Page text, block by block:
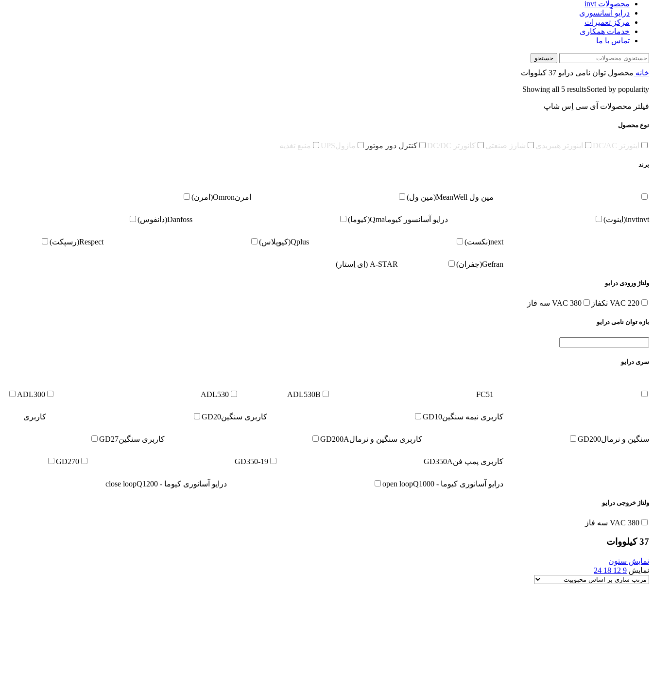
محصولات invt
درایو آسانسوری
مرکز تعمیرات
خدمات همکاری
تماس با ما
جستجو
خانه محصول توان نامی درایو 37 کیلووات
Showing all 5 resultsSorted by popularity
فیلتر محصولات آی سی اِس شاپ
نوع محصول
اینورتر DC/AC اینورتر هیبریدی شارژ صنعتی کانورتر DC/DC کنترل دور موتور ماژولUPS منبع تغذیه
برند
مین ول MeanWell(مین ول) امرنOmron(امرن)
invtinvt(اینوت) درایو آسانسور کیوماQma(کیوما) Danfoss(دانفوس)
next(نکست) Qplus(کیوپلاس) Respect(رسپکت)
Gefran(جفران) A-STAR (اِی اِستار)
ولتاژ ورودی درایو
220 VAC تکفاز 380 VAC سه فاز
بازه توان نامی درایو
سری درایو
ADL300 ADL530 ADL530B FC51
کاربری نیمه سنگینGD10 کاربری سنگینGD20 کاربری
سنگین و نرمالGD200 کاربری سنگین و نرمالGD200A کاربری سنگینGD27
کاربری پمپ فن GD270 GD350-19 GD350A
درایو آسانوری کیوما - open loop Q1000 درایو آسانوری کیوما - close loop Q1200
ولتاژ خروجی درایو
380 VAC سه فاز
37 کیلووات
نمایش ستون
نمایش 9
12
18
24